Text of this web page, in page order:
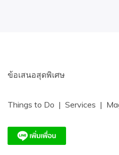
ข้อเสนอสุดพิเศษ
Things to Do | Services |